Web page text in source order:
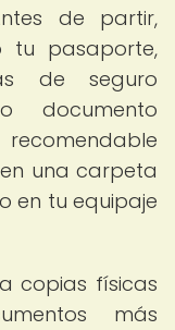
de partir,
tu pasaporte,
de seguro
documento
una carpeta
en tu equipaje
copias físicas
más